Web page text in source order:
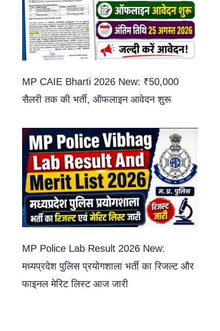
MP CAIE Bharti 2026 New: ₹50,000
सैलरी तक की भर्ती, ऑफलाइन आवेदन शुरू
MP Police Lab Result 2026 New:
मध्यप्रदेश पुलिस प्रयोगशाला भर्ती का रिजल्ट और
फाइनल मेरिट लिस्ट आज जारी